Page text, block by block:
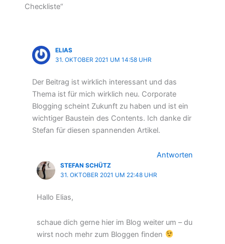
Checkliste“
ELIAS
31. OKTOBER 2021 UM 14:58 UHR
Der Beitrag ist wirklich interessant und das
Thema ist für mich wirklich neu. Corporate
Blogging scheint Zukunft zu haben und ist ein
wichtiger Baustein des Contents. Ich danke dir
Stefan für diesen spannenden Artikel.
Antworten
STEFAN SCHÜTZ
31. OKTOBER 2021 UM 22:48 UHR
Hallo Elias,
schaue dich gerne hier im Blog weiter um – du
wirst noch mehr zum Bloggen finden